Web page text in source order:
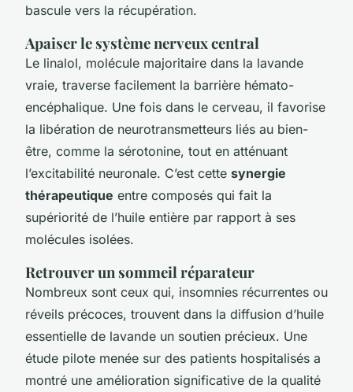
bascule vers la récupération.
Apaiser le système nerveux central
Le linalol, molécule majoritaire dans la lavande
vraie, traverse facilement la barrière hémato-
encéphalique. Une fois dans le cerveau, il favorise
la libération de neurotransmetteurs liés au bien-
être, comme la sérotonine, tout en atténuant
l’excitabilité neuronale. C’est cette synergie
thérapeutique entre composés qui fait la
supériorité de l’huile entière par rapport à ses
molécules isolées.
Retrouver un sommeil réparateur
Nombreux sont ceux qui, insomnies récurrentes ou
réveils précoces, trouvent dans la diffusion d’huile
essentielle de lavande un soutien précieux. Une
étude pilote menée sur des patients hospitalisés a
montré une amélioration significative de la qualité